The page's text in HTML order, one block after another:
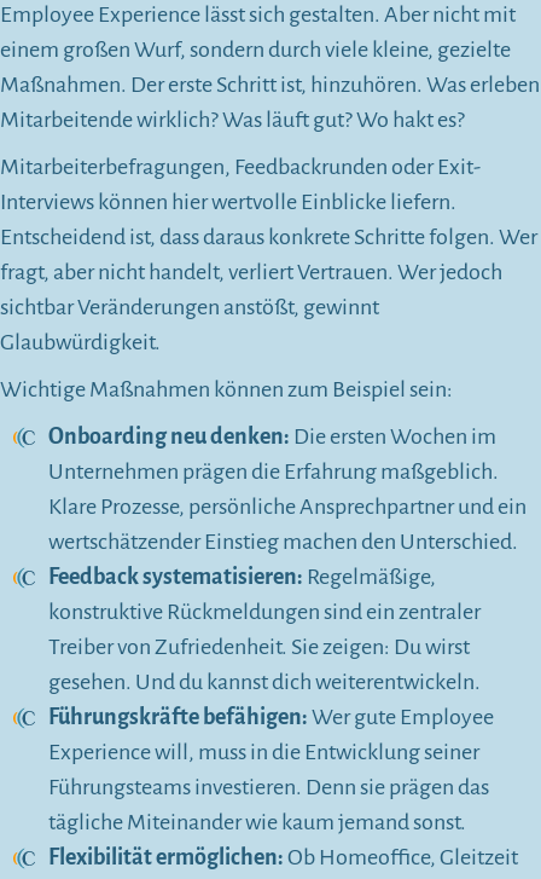
Employee Experience lässt sich gestalten. Aber nicht mit
einem großen Wurf, sondern durch viele kleine, gezielte
Maßnahmen. Der erste Schritt ist, hinzuhören. Was erleben
Mitarbeitende wirklich? Was läuft gut? Wo hakt es?
Mitarbeiterbefragungen, Feedbackrunden oder Exit-
Interviews können hier wertvolle Einblicke liefern.
Entscheidend ist, dass daraus konkrete Schritte folgen. Wer
fragt, aber nicht handelt, verliert Vertrauen. Wer jedoch
sichtbar Veränderungen anstößt, gewinnt
Glaubwürdigkeit.
Wichtige Maßnahmen können zum Beispiel sein:
Onboarding neu denken: Die ersten Wochen im
Unternehmen prägen die Erfahrung maßgeblich.
Klare Prozesse, persönliche Ansprechpartner und ein
wertschätzender Einstieg machen den Unterschied.
Feedback systematisieren: Regelmäßige,
konstruktive Rückmeldungen sind ein zentraler
Treiber von Zufriedenheit. Sie zeigen: Du wirst
gesehen. Und du kannst dich weiterentwickeln.
Führungskräfte befähigen: Wer gute Employee
Experience will, muss in die Entwicklung seiner
Führungsteams investieren. Denn sie prägen das
tägliche Miteinander wie kaum jemand sonst.
Flexibilität ermöglichen: Ob Homeoffice, Gleitzeit